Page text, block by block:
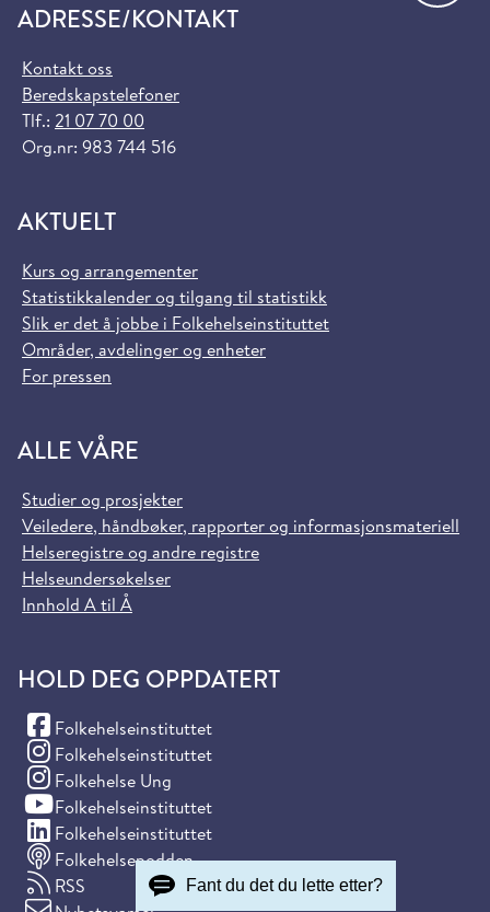
ADRESSE/KONTAKT
Kontakt oss
Beredskapstelefoner
Tlf.: 21 07 70 00
Org.nr: 983 744 516
AKTUELT
Kurs og arrangementer
Statistikkalender og tilgang til statistikk
Slik er det å jobbe i Folkehelseinstituttet
Områder, avdelinger og enheter
For pressen
ALLE VÅRE
Studier og prosjekter
Veiledere, håndbøker, rapporter og informasjonsmateriell
Helseregistre og andre registre
Helseundersøkelser
Innhold A til Å
HOLD DEG OPPDATERT
Folkehelseinstituttet
(Facebook)
Folkehelseinstituttet
(Instagram)
Folkehelse Ung
(Instagram)
Folkehelseinstituttet
(YouTube)
Folkehelseinstituttet
(LinkedIn)
Folkehelsepodden
RSS
Fant du det du lette etter?